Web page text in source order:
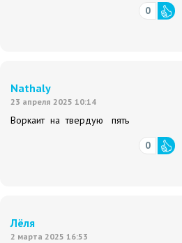
0
Nathaly
23 апреля 2025 10:14
Воркаит на твердую пять
0
Лёля
2 марта 2025 16:53